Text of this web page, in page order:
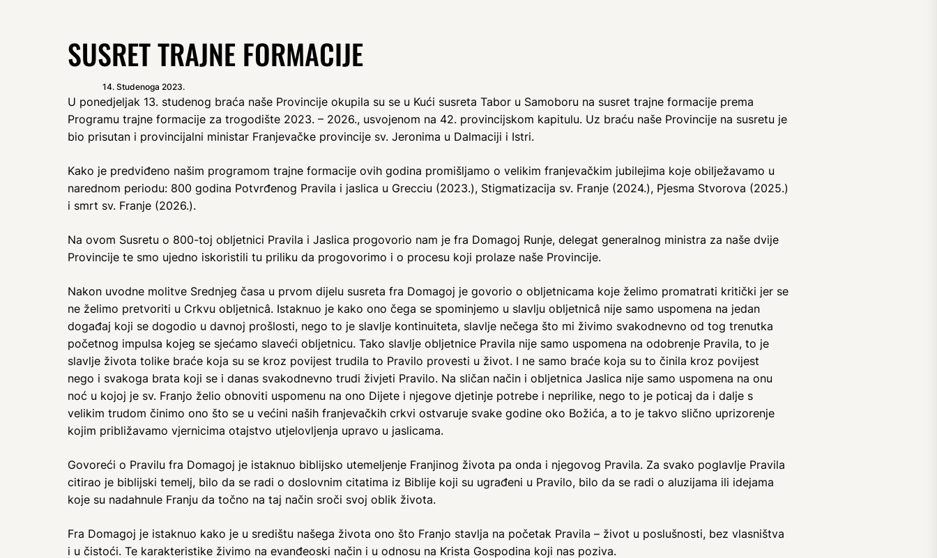
SUSRET TRAJNE FORMACIJE
14. Studenoga 2023.
U ponedjeljak 13. studenog braća naše Provincije okupila su se u Kući susreta Tabor u Samoboru na susret trajne formacije prema
Programu trajne formacije za trogodište 2023. – 2026., usvojenom na 42. provincijskom kapitulu. Uz braću naše Provincije na susretu je
bio prisutan i provincijalni ministar Franjevačke provincije sv. Jeronima u Dalmaciji i Istri.
Kako je predviđeno našim programom trajne formacije ovih godina promišljamo o velikim franjevačkim jubilejima koje obilježavamo u
narednom periodu: 800 godina Potvrđenog Pravila i jaslica u Grecciu (2023.), Stigmatizacija sv. Franje (2024.), Pjesma Stvorova (2025.)
i smrt sv. Franje (2026.).
Na ovom Susretu o 800-toj obljetnici Pravila i Jaslica progovorio nam je fra Domagoj Runje, delegat generalnog ministra za naše dvije
Provincije te smo ujedno iskoristili tu priliku da progovorimo i o procesu koji prolaze naše Provincije.
Nakon uvodne molitve Srednjeg časa u prvom dijelu susreta fra Domagoj je govorio o obljetnicama koje želimo promatrati kritički jer se
ne želimo pretvoriti u Crkvu obljetnicâ. Istaknuo je kako ono čega se spominjemo u slavlju obljetnicâ nije samo uspomena na jedan
događaj koji se dogodio u davnoj prošlosti, nego to je slavlje kontinuiteta, slavlje nečega što mi živimo svakodnevno od tog trenutka
početnog impulsa kojeg se sjećamo slaveći obljetnicu. Tako slavlje obljetnice Pravila nije samo uspomena na odobrenje Pravila, to je
slavlje života tolike braće koja su se kroz povijest trudila to Pravilo provesti u život. I ne samo braće koja su to činila kroz povijest
nego i svakoga brata koji se i danas svakodnevno trudi živjeti Pravilo. Na sličan način i obljetnica Jaslica nije samo uspomena na onu
noć u kojoj je sv. Franjo želio obnoviti uspomenu na ono Dijete i njegove djetinje potrebe i neprilike, nego to je poticaj da i dalje s
velikim trudom činimo ono što se u većini naših franjevačkih crkvi ostvaruje svake godine oko Božića, a to je takvo slično uprizorenje
kojim približavamo vjernicima otajstvo utjelovljenja upravo u jaslicama.
Govoreći o Pravilu fra Domagoj je istaknuo biblijsko utemeljenje Franjinog života pa onda i njegovog Pravila. Za svako poglavlje Pravila
citirao je biblijski temelj, bilo da se radi o doslovnim citatima iz Biblije koji su ugrađeni u Pravilo, bilo da se radi o aluzijama ili idejama
koje su nadahnule Franju da točno na taj način sroči svoj oblik života.
Fra Domagoj je istaknuo kako je u središtu našega života ono što Franjo stavlja na početak Pravila – život u poslušnosti, bez vlasništva
i u čistoći. Te karakteristike živimo na evanđeoski način i u odnosu na Krista Gospodina koji nas poziva.